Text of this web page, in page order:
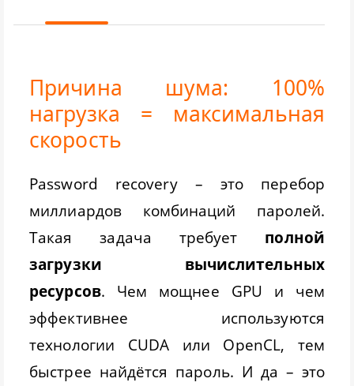
Причина шума: 100%
нагрузка = максимальная
скорость
Password recovery – это перебор
миллиардов комбинаций паролей.
Такая задача требует полной
загрузки вычислительных
ресурсов. Чем мощнее GPU и чем
эффективнее используются
технологии CUDA или OpenCL, тем
быстрее найдётся пароль. И да – это